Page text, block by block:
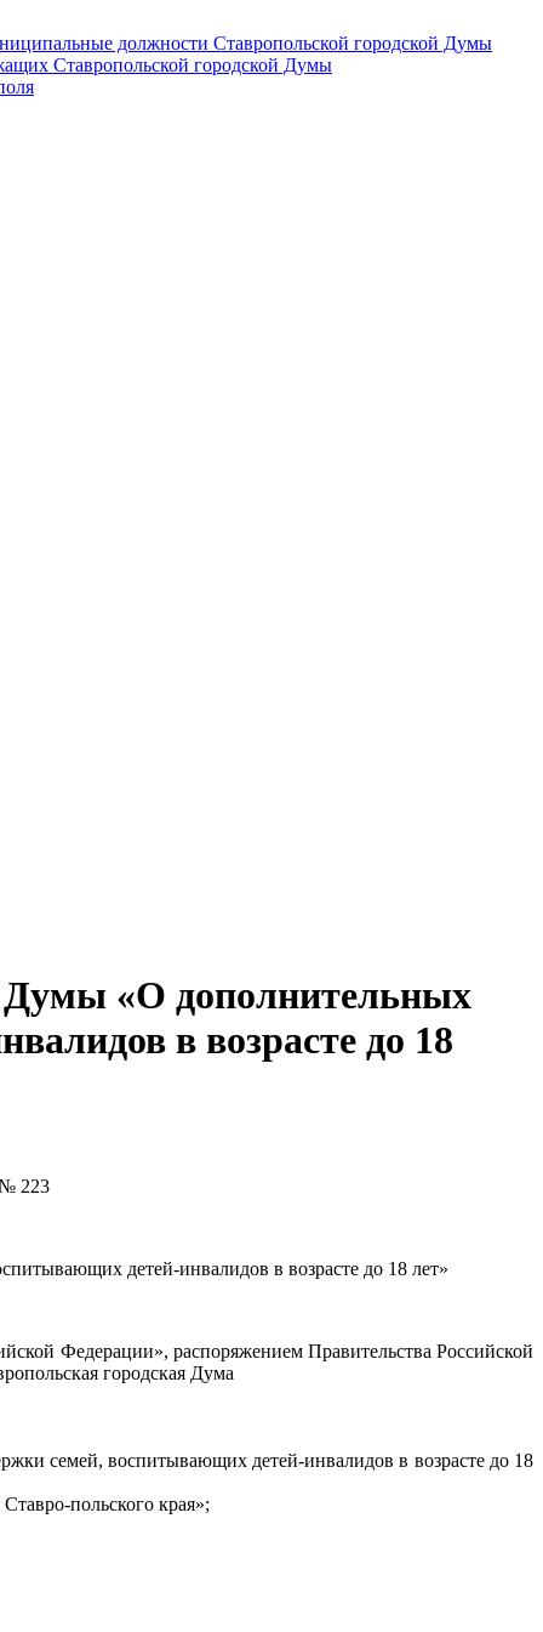
должности Ставропольской городской Думы
Ставропольской городской Думы
Думы «О дополнительных
в возрасте до 18
детей-инвалидов в возрасте до 18 лет»
Федерации», распоряжением Правительства Российской
городская Дума
семей, воспитывающих детей-инвалидов в возрасте до 18
польского края»;